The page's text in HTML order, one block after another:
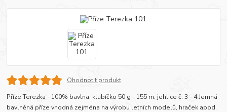
Ohodnotit produkt
Příze Terezka - 100% bavlna, klubíčko 50 g - 155 m, jehlice č. 3 - 4 Jemná
bavlněná příze vhodná zejména na výrobu letních modelů, hraček apod.